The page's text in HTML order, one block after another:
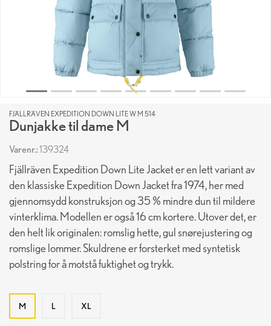
FJÄLLRÄVEN EXPEDITION DOWN LITE W M 514
Dunjakke til dame M
Varenr.:139324
Fjällräven Expedition Down Lite Jacket er en lett variant av
den klassiske Expedition Down Jacket fra 1974, her med
gjennomsydd konstruksjon og 35 % mindre dun til mildere
vinterklima. Modellen er også 16 cm kortere. Utover det, er
den helt lik originalen: romslig hette, gul snørejustering og
romslige lommer. Skuldrene er forsterket med syntetisk
polstring for å motstå fuktighet og trykk.
M L XL